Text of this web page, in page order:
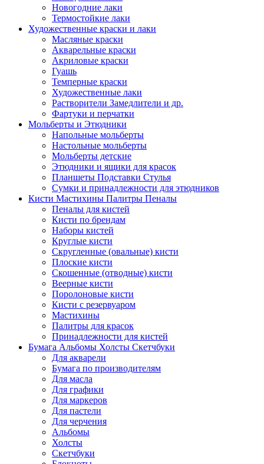
Новогодние лаки
Термостойкие лаки
Художественные краски и лаки
Масляные краски
Акварельные краски
Акриловые краски
Гуашь
Темперные краски
Художественные лаки
Растворители Замедлители и др.
Фартуки и перчатки
Мольберты и Этюдники
Напольные мольберты
Настольные мольберты
Мольберты детские
Этюдники и ящики для красок
Планшеты Подставки Стулья
Сумки и принадлежности для этюдников
Кисти Мастихины Палитры Пеналы
Пеналы для кистей
Кисти по брендам
Наборы кистей
Круглые кисти
Скругленные (овальные) кисти
Плоские кисти
Скошенные (отводные) кисти
Веерные кисти
Поролоновые кисти
Кисти с резервуаром
Мастихины
Палитры для красок
Принадлежности для кистей
Бумага Альбомы Холсты Скетчбуки
Для акварели
Бумага по производителям
Для масла
Для графики
Для маркеров
Для пастели
Для черчения
Альбомы
Холсты
Скетчбуки